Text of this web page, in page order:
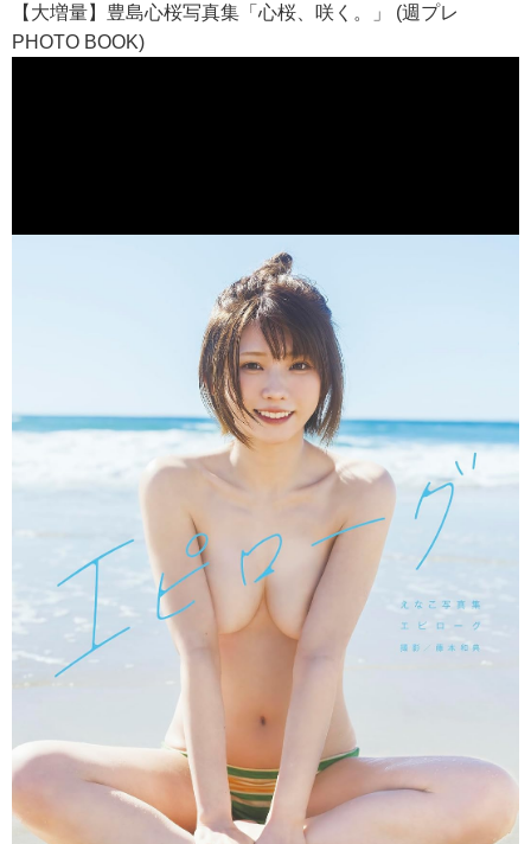
【大増量】豊島心桜写真集「心桜、咲く。」 (週プレ
PHOTO BOOK)